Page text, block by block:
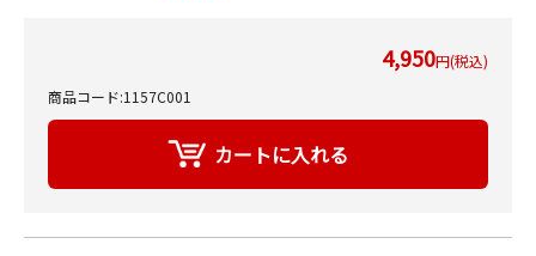
4,950円(税込)
商品コード:1157C001